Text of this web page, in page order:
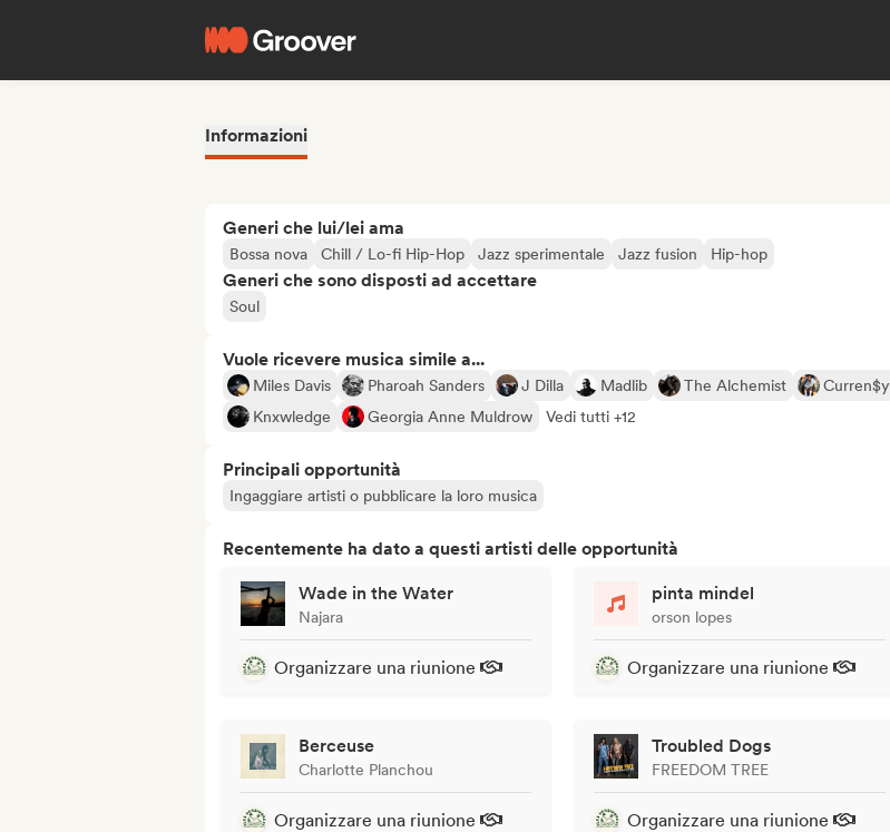
Informazioni
Generi che lui/lei ama
Bossa nova Chill / Lo-fi Hip-Hop Jazz sperimentale Jazz fusion Hip-hop
Generi che sono disposti ad accettare
Soul
Vuole ricevere musica simile a...
Miles Davis Pharoah Sanders J Dilla Madlib The Alchemist
Curren$y
Knxwledge
Georgia Anne Muldrow Vedi tutti +12
Principali opportunità
Ingaggiare artisti o pubblicare la loro musica
Recentemente ha dato a questi artisti delle opportunità
Wade in the Water
Najara
Organizzare una riunione
pinta mindel
orson lopes
Organizzare una riunione
Berceuse
Charlotte Planchou
Organizzare una riunione
Troubled Dogs
FREEDOM TREE
Organizzare una riunione